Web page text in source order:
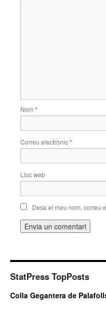
Nom *
Correu electrònic*
Lloc web
Desa el meu nom, correu
StatPress TopPosts
Colla Gegantera de